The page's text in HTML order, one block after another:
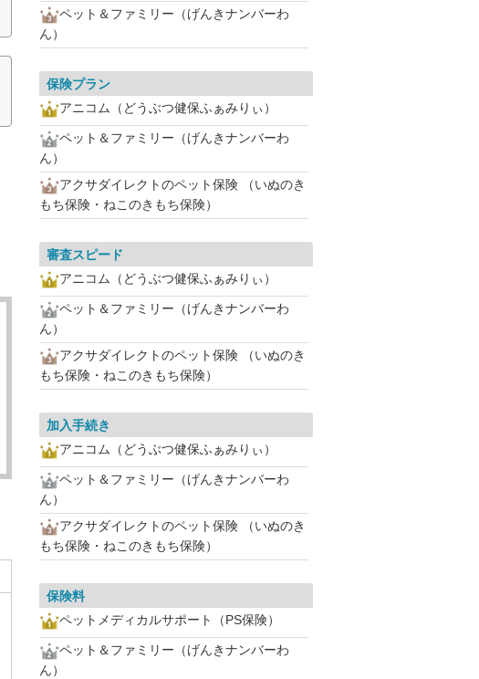
ペット＆ファミリー（げんきナンバーわ
ん）
保険プラン
アニコム（どうぶつ健保ふぁみりぃ）
ペット＆ファミリー（げんきナンバーわ
ん）
アクサダイレクトのペット保険 （いぬのき
もち保険・ねこのきもち保険）
審査スピード
アニコム（どうぶつ健保ふぁみりぃ）
ペット＆ファミリー（げんきナンバーわ
ん）
アクサダイレクトのペット保険 （いぬのき
もち保険・ねこのきもち保険）
加入手続き
アニコム（どうぶつ健保ふぁみりぃ）
ペット＆ファミリー（げんきナンバーわ
ん）
アクサダイレクトのペット保険 （いぬのき
もち保険・ねこのきもち保険）
保険料
ペットメディカルサポート（PS保険）
ペット＆ファミリー（げんきナンバーわ
ん）